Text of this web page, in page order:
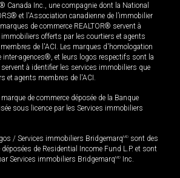
Canada Inc., une compagnie dont la National
et l'Association canadienne de l’immobilier
de commerce REALTOR® servent à
offerts par les courtiers et agents
de l'ACI. Les marques d'homologation
agences®, et leurs logos respectifs sont la
à identifier les services immobiliers que
et agents membres de l'ACI.
de commerce déposée de la Banque
sous licence par les Services immobiliers
/ Services immobiliers BridgemarqMD sont des
de Residential Income Fund L.P. et sont
Services immobiliers BridgemarqMD Inc.